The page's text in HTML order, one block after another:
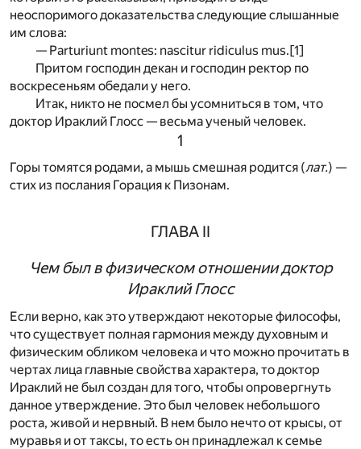
неоспоримого доказательства следующие слышанные
им слова:
— Parturiunt montes: nascitur ridiculus mus.[1]
Притом господин декан и господин ректор по
воскресеньям обедали у него.
Итак, никто не посмел бы усомниться в том, что
доктор Ираклий Глосс — весьма ученый человек.
1
Горы томятся родами, а мышь смешная родится (лат.) —
стих из послания Горация к Пизонам.
ГЛАВА II
Чем был в физическом отношении доктор
Ираклий Глосс
Если верно, как это утверждают некоторые философы,
что существует полная гармония между духовным и
физическим обликом человека и что можно прочитать в
чертах лица главные свойства характера, то доктор
Ираклий не был создан для того, чтобы опровергнуть
данное утверждение. Это был человек небольшого
роста, живой и нервный. В нем было нечто от крысы, от
муравья и от таксы, то есть он принадлежал к семье